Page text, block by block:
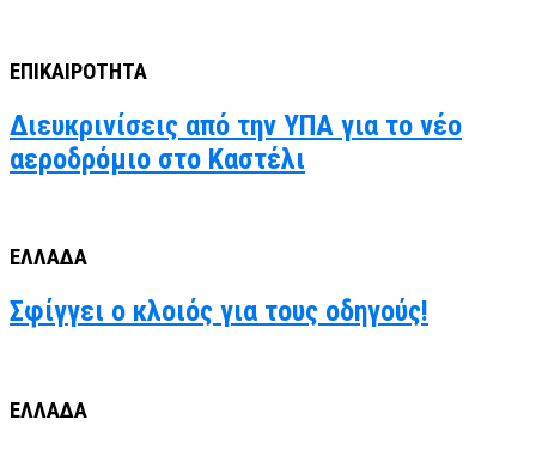
ΕΠΙΚΑΙΡΟΤΗΤΑ
Διευκρινίσεις από την ΥΠΑ για το νέο
αεροδρόμιο στο Καστέλι
ΕΛΛΑΔΑ
Σφίγγει ο κλοιός για τους οδηγούς!
ΕΛΛΑΔΑ